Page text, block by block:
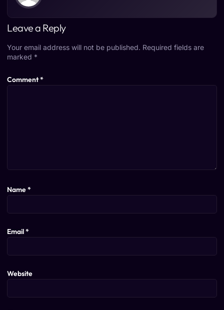
Leave a Reply
Your email address will not be published. Required fields are
marked *
Comment*
Name*
Email*
Website